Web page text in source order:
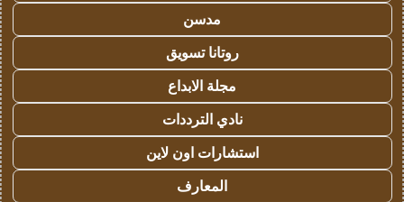
مدسن
روتانا تسويق
مجلة الابداع
نادي الترددات
استشارات اون لاين
المعارف